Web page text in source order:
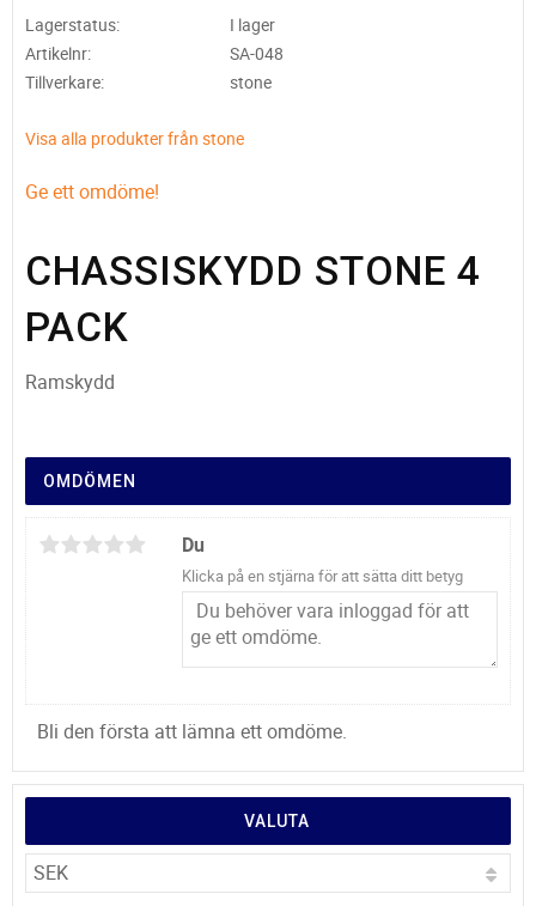
Lagerstatus
I lager
Artikelnr
SA-048
Tillverkare
stone
Visa alla produkter från stone
Ge ett omdöme!
CHASSISKYDD STONE 4
PACK
Ramskydd
OMDÖMEN
Du
Klicka på en stjärna för att sätta ditt betyg
Bli den första att lämna ett omdöme.
VALUTA